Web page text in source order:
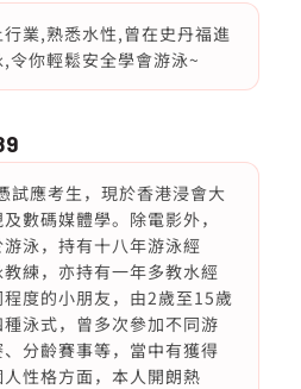
業,熟悉水性,曾在史丹福進
令你輕鬆安全學會游泳~
試應考生，現於香港浸會大
數碼媒體學。除電影外，
泳，持有十八年游泳經
練，亦持有一年多教水經
度的小朋友，由2歲至15歲
泳式，曾多次參加不同游
分齡賽事等，當中有獲得
性格方面，本人開朗熱